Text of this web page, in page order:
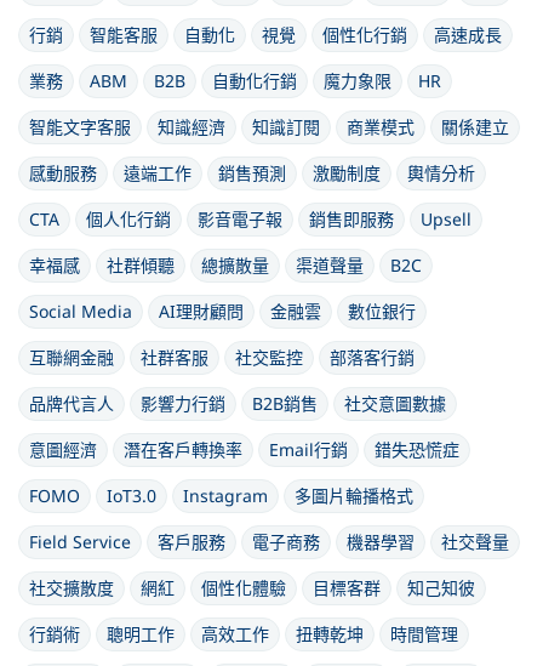
行銷
智能客服 自動化 視覺 個性化行銷
高速成長
業務
ABM B2B 自動化行銷 魔力象限
HR
智能文字客服
知識經濟 知識訂閱 商業模式
關係建立
感動服務
遠端工作 銷售預測 激勵制度
輿情分析
CTA
個人化行銷 影音電子報 銷售即服務
Upsell
幸福感
社群傾聽 總擴散量 渠道聲量
B2C
Social Media
AI理財顧問 金融雲
數位銀行
互聯網金融
社群客服 社交監控
部落客行銷
品牌代言人
影響力行銷 B2B銷售
社交意圖數據
意圖經濟
潛在客戶轉換率 Email行銷
錯失恐慌症
FOMO
IoT3.0 Instagram
多圖片輪播格式
Field Service
客戶服務 電子商務 機器學習
社交聲量
社交擴散度
網紅 個性化體驗 目標客群
知己知彼
行銷術
聰明工作 高效工作 扭轉乾坤 時間管理